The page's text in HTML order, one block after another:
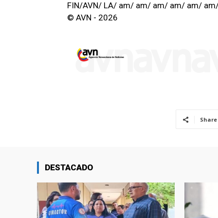
FIN/AVN/ LA/ am/ am/ am/ am/ am/
© AVN - 2026
Share
DESTACADO